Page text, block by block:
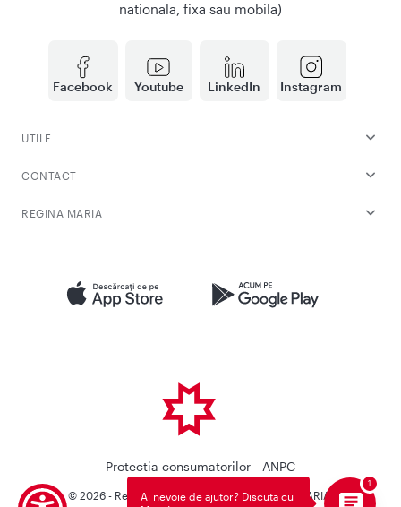
Facebook Youtube LinkedIn Instagram
nationala, fixa sau mobila)
UTILE
CONTACT
REGINA MARIA
Protectia consumatorilor - ANPC
© 2026 - Reteaua Privata de Sanatate REGINA MARIA.
Ai nevoie de ajutor? Discuta cu